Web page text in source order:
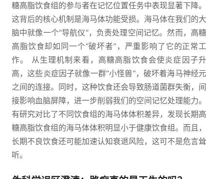
糖高脂饮食组的参与者在记忆位置任务中表现显著下降。
这背后的核心机制是海马体功能受损。海马体在我们的大
脑中就像一个“导航仪”，负责处理空间记忆。然而，高糖
高脂饮食却如同一个“破坏者”，严重影响了它的正常工
作。 从生理机制来看，高糖高脂饮食会使炎症因子升
高，这些炎症因子就像一群“小怪兽”，破坏着海马神经元
之间的连接。同时，这种饮食还会导致肠道菌群失衡，间
接影响血脑屏障，进一步削弱我们的空间记忆处理能力。
有研究对比了不同饮食组的海马体体积差异，发现长期高
糖高脂饮食组的海马体体积明显小于健康饮食组。而且，
长期不良饮食还可能加速认知衰退风险，这可不是危言耸
听。